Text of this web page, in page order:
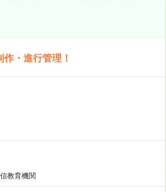
・進行管理！
教育機関